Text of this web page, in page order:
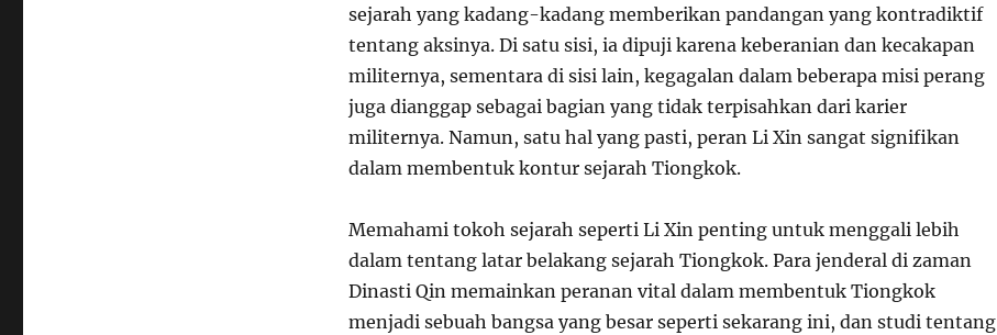
sejarah yang kadang-kadang memberikan pandangan yang kontradiktif
tentang aksinya. Di satu sisi, ia dipuji karena keberanian dan kecakapan
militernya, sementara di sisi lain, kegagalan dalam beberapa misi perang
juga dianggap sebagai bagian yang tidak terpisahkan dari karier
militernya. Namun, satu hal yang pasti, peran Li Xin sangat signifikan
dalam membentuk kontur sejarah Tiongkok.
Memahami tokoh sejarah seperti Li Xin penting untuk menggali lebih
dalam tentang latar belakang sejarah Tiongkok. Para jenderal di zaman
Dinasti Qin memainkan peranan vital dalam membentuk Tiongkok
menjadi sebuah bangsa yang besar seperti sekarang ini, dan studi tentang